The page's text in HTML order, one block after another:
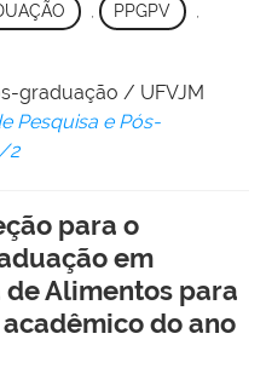
PPGPV
graduação / UFVJM
Pesquisa e Pós-
2
para o
em
de Alimentos para
do ano